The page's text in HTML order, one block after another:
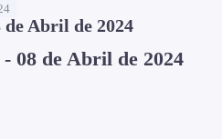
Abril de 2024
08 de Abril de 2024